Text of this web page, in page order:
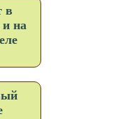
в
на